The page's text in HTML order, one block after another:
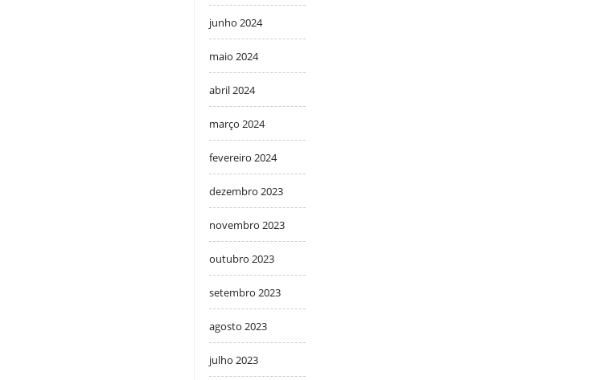
junho 2024
maio 2024
abril 2024
março 2024
fevereiro 2024
dezembro 2023
novembro 2023
outubro 2023
setembro 2023
agosto 2023
julho 2023